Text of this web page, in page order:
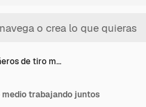
de tiro m…
trabajando juntos